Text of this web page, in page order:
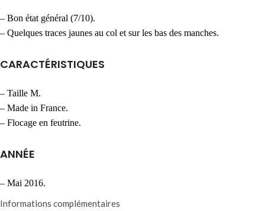
– Bon état général (7/10).
– Quelques traces jaunes au col et sur les bas des manches.
CARACTÉRISTIQUES
– Taille M.
– Made in France.
– Flocage en feutrine.
ANNÉE
– Mai 2016.
Informations complémentaires